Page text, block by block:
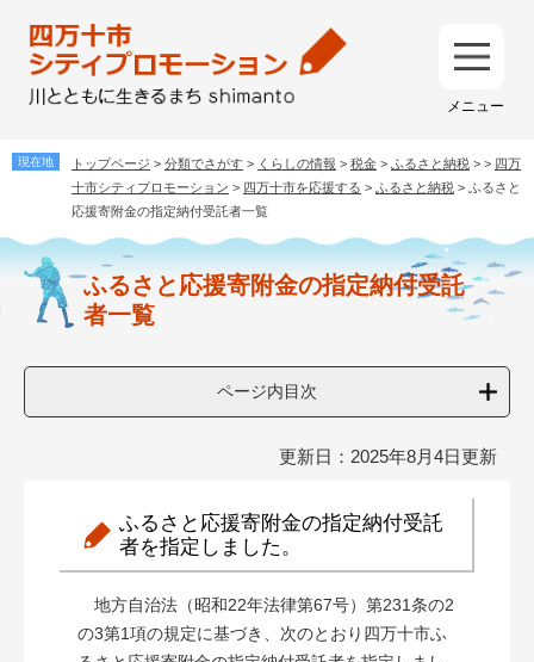
本
メ
ュ
トップページ > 分類でさがす > くらしの情報 > 税金 > ふるさと納税 > > 四万
十市シティプロモーション > 四万十市を応援する > ふるさと納税 > ふるさと
応援寄附金の指定納付受託者一覧
文
ふるさと応援寄附金の指定納付受託
者一覧
ページ内目次
更新日：2025年8月4日更新
ふるさと応援寄附金の指定納付受託
者を指定しました。
地方自治法（昭和22年法律第67号）第231条の2
の3第1項の規定に基づき、次のとおり四万十市ふ